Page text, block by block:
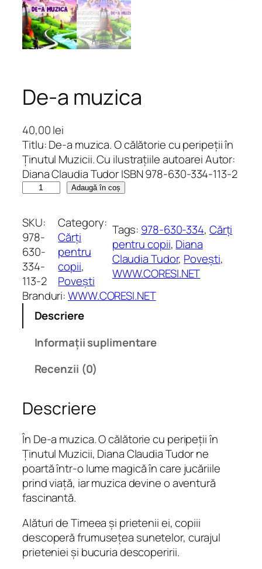
De-a muzica
40,00lei
Titlu: De-a muzica. O călătorie cu peripeții în
Ținutul Muzicii. Cu ilustrațiile autoarei Autor:
Diana Claudia Tudor ISBN 978-630-334-113-2
n
t
i
t
a
t
e
z
c
a
Adaugă în coș
SKU:
978-
630-
334-
113-2
Category:
Cărți
pentru
copii
Povești
Tags: 978-630-334, Cărți
pentru copii, Diana
Claudia Tudor, Povești
WWW.CORESI.NET
Branduri:WWW.CORESI.NET
Descriere
Informații suplimentare
Recenzii (0)
Descriere
În De-a muzica. O călătorie cu peripeții în
Ținutul Muzicii, Diana Claudia Tudor ne
poartă într-o lume magică în care jucăriile
prind viață, iar muzica devine o aventură
fascinantă.
Alături de Timeea și prietenii ei, copiii
descoperă frumusețea sunetelor, curajul
prieteniei și bucuria descoperirii.